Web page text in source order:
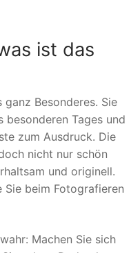
ist das
Besonderes. Sie
besonderen Tages und
zum Ausdruck. Die
nicht nur schön
und originell.
beim Fotografieren
Machen Sie sich